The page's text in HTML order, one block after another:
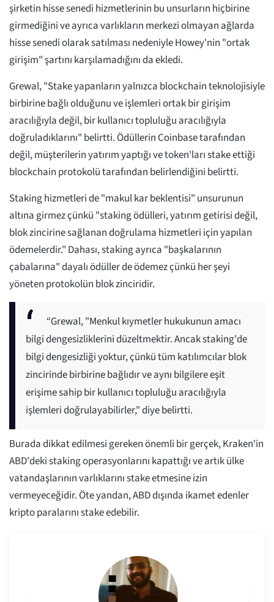
şirketin hisse senedi hizmetlerinin bu unsurların hiçbirine
girmediğini ve ayrıca varlıkların merkezi olmayan ağlarda
hisse senedi olarak satılması nedeniyle Howey'nin "ortak
girişim" şartını karşılamadığını da ekledi.
Grewal, "Stake yapanların yalnızca blockchain teknolojisiyle
birbirine bağlı olduğunu ve işlemleri ortak bir girişim
aracılığıyla değil, bir kullanıcı topluluğu aracılığıyla
doğruladıklarını" belirtti. Ödüllerin Coinbase tarafından
değil, müşterilerin yatırım yaptığı ve token'ları stake ettiği
blockchain protokolü tarafından belirlendiğini belirtti.
Staking hizmetleri de "makul kar beklentisi" unsurunun
altına girmez çünkü "staking ödülleri, yatırım getirisi değil,
blok zincirine sağlanan doğrulama hizmetleri için yapılan
ödemelerdir." Dahası, staking ayrıca "başkalarının
çabalarına" dayalı ödüller de ödemez çünkü her şeyi
yöneten protokolün blok zinciridir.
“Grewal, "Menkul kıymetler hukukunun amacı
bilgi dengesizliklerini düzeltmektir. Ancak staking'de
bilgi dengesizliği yoktur, çünkü tüm katılımcılar blok
zincirinde birbirine bağlıdır ve aynı bilgilere eşit
erişime sahip bir kullanıcı topluluğu aracılığıyla
işlemleri doğrulayabilirler," diye belirtti.
Burada dikkat edilmesi gereken önemli bir gerçek, Kraken'in
ABD'deki staking operasyonlarını kapattığı ve artık ülke
vatandaşlarının varlıklarını stake etmesine izin
vermeyeceğidir. Öte yandan, ABD dışında ikamet edenler
kripto paralarını stake edebilir.